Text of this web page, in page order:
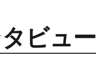
ビュー